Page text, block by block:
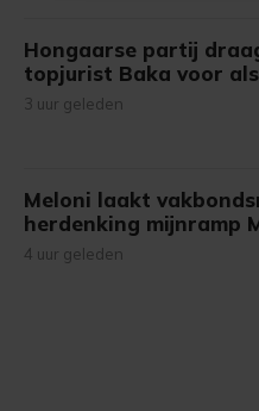
gemaakte keuze altijd
Hongaarse partij
topjurist Baka voor
3 uur geleden
Meloni laakt
herdenking mijnramp
4 uur geleden